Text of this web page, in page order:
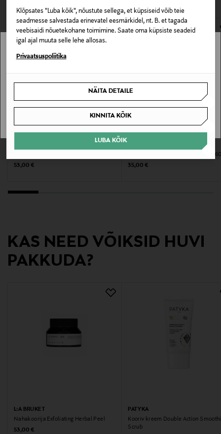
Klõpsates "Luba kõik", nõustute sellega, et küpsiseid võib teie
seadmesse salvestada erinevatel eesmärkidel, nt. B. et tagada
veebisaidi nõuetekohane toimimine. Saate oma küpsiste seadeid
igal ajal muuta selle lehe allosas.
Privaatsuspoliitika
NÄITA DETAILE
KINNITA KÕIK
LUBA KÕIK
Omadus
"Natural" sertifikaat
Kategooria
Suurus
LÄTI
Transmeri Oy
Tootja aadress
kuluttajapalvelu@transmeri.fi
Märksõnad
E-POE TAGASTUSED
Original Price
53,00 €
Näomask Intense Hydrating Mask
Original Price
35,00 €
KAS NEED VÕIKSID HUVI
PAKKUDA?
L:A BRUKET
Nahakoorija Exfoliating Herbal Peel
Original Price
53,00 €
PATYKA
Kooriv kreem Double Action
Scrub
Stockmann pole Sinu riigis saadaval.
SAAN ARU